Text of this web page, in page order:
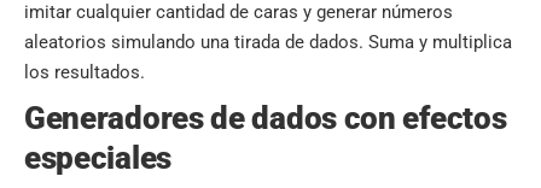
imitar cualquier cantidad de caras y generar números
aleatorios simulando una tirada de dados. Suma y multiplica
los resultados.
Generadores de dados con efectos
especiales